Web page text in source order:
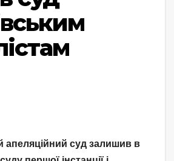
апеляційний суд залишив в